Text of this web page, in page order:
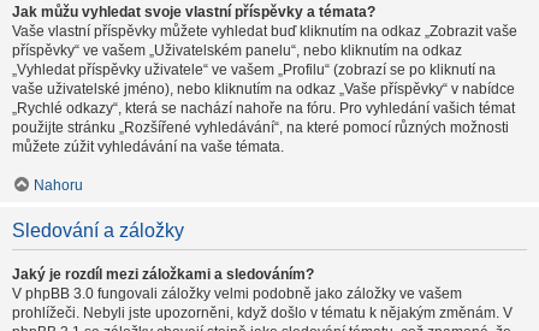
Jak můžu vyhledat svoje vlastní příspěvky a témata?
Vaše vlastní příspěvky můžete vyhledat buď kliknutím na odkaz „Zobrazit vaše
příspěvky“ ve vašem „Uživatelském panelu“, nebo kliknutím na odkaz
„Vyhledat příspěvky uživatele“ ve vašem „Profilu“ (zobrazí se po kliknutí na
vaše uživatelské jméno), nebo kliknutím na odkaz „Vaše příspěvky“ v nabídce
„Rychlé odkazy“, která se nachází nahoře na fóru. Pro vyhledání vašich témat
použijte stránku „Rozšířené vyhledávání“, na které pomocí různých možnosti
můžete zúžit vyhledávání na vaše témata.
Nahoru
Sledování a záložky
Jaký je rozdíl mezi záložkami a sledováním?
V phpBB 3.0 fungovali záložky velmi podobně jako záložky ve vašem
prohlížeči. Nebyli jste upozorněni, když došlo v tématu k nějakým změnám. V